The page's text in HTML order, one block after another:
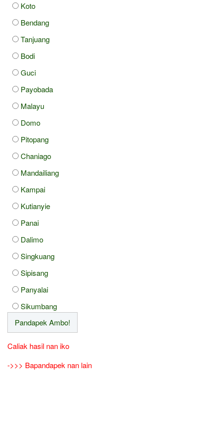
Koto
Bendang
Tanjuang
Bodi
Guci
Payobada
Malayu
Domo
Pitopang
Chaniago
Mandailiang
Kampai
Kutianyie
Panai
Dalimo
Singkuang
Sipisang
Panyalai
Sikumbang
Caliak hasil nan iko
->>> Bapandapek nan lain